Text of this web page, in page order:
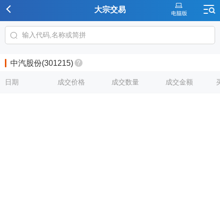
大宗交易
中汽股份(301215)
日期 成交价格 成交数量 成交金额